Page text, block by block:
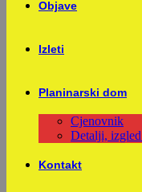
Objave
Izleti
Planinarski dom
Cjenovnik
Detalji,
Kontakt